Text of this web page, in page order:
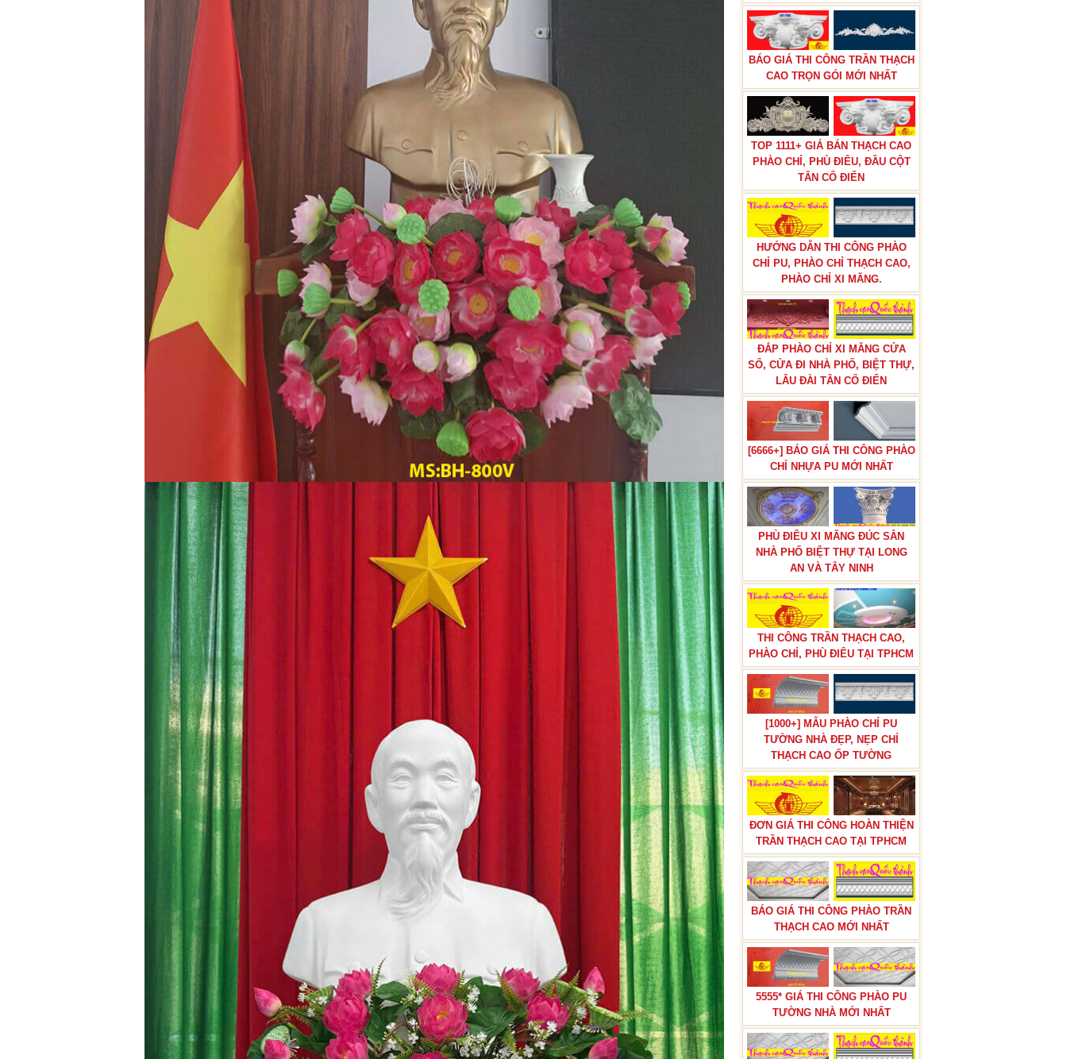
BÁO GIÁ THI CÔNG TRẦN THẠCH
CAO TRỌN GÓI MỚI NHẤT
TOP 1111+ GIÁ BÁN THẠCH CAO
PHÀO CHỈ, PHÙ ĐIÊU, ĐẦU CỘT
TÂN CỔ ĐIỂN
HƯỚNG DẪN THI CÔNG PHÀO
CHỈ PU, PHÀO CHỈ THẠCH CAO,
PHÀO CHỈ XI MĂNG.
ĐẮP PHÀO CHỈ XI MĂNG CỬA
SỔ, CỬA ĐI NHÀ PHỐ, BIỆT THỰ,
LÂU ĐÀI TÂN CỔ ĐIỂN
[6666+] BÁO GIÁ THI CÔNG PHÀO
CHỈ NHỰA PU MỚI NHẤT
PHÙ ĐIÊU XI MĂNG ĐÚC SẴN
NHÀ PHỐ BIỆT THỰ TẠI LONG
AN VÀ TÂY NINH
THI CÔNG TRẦN THẠCH CAO,
PHÀO CHỈ, PHÙ ĐIÊU TẠI TPHCM
[1000+] MẪU PHÀO CHỈ PU
TƯỜNG NHÀ ĐẸP, NẸP CHỈ
THẠCH CAO ỐP TƯỜNG
ĐƠN GIÁ THI CÔNG HOÀN THIỆN
TRẦN THẠCH CAO TẠI TPHCM
BÁO GIÁ THI CÔNG PHÀO TRẦN
THẠCH CAO MỚI NHẤT
5555* GIÁ THI CÔNG PHÀO PU
TƯỜNG NHÀ MỚI NHẤT
BÁO GIÁ THI CÔNG PHÀO CHỈ
PU TÂN CỔ ĐIỂN TẠI TPHCM
BÁO GIÁ THI CÔNG TRẦN THẠCH
CAO TRỌN GÓI
BÁN ĐÔN HOA,TRỤ ĐÔN HOA
CƯỚI TRANG TRÍ LỐI ĐI NHÀ
HÀNG TIỆC CƯỚI